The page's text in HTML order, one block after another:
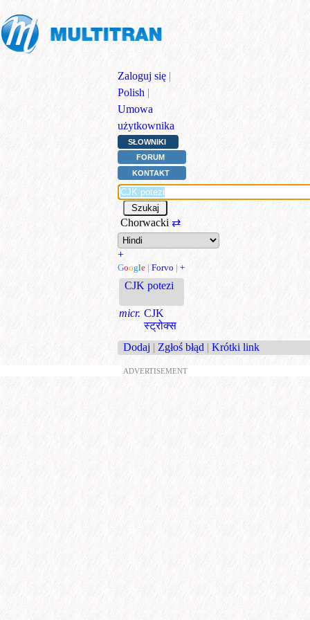
Zaloguj się |
Polish |
Umowa
użytkownika
SŁOWNIKI
FORUM
KONTAKT
Chorwacki ⇄
+
Google | Forvo | +
CJK potezi
micr. CJK
स्ट्रोक्स
Dodaj | Zgłoś błąd | Krótki link
ADVERTISEMENT